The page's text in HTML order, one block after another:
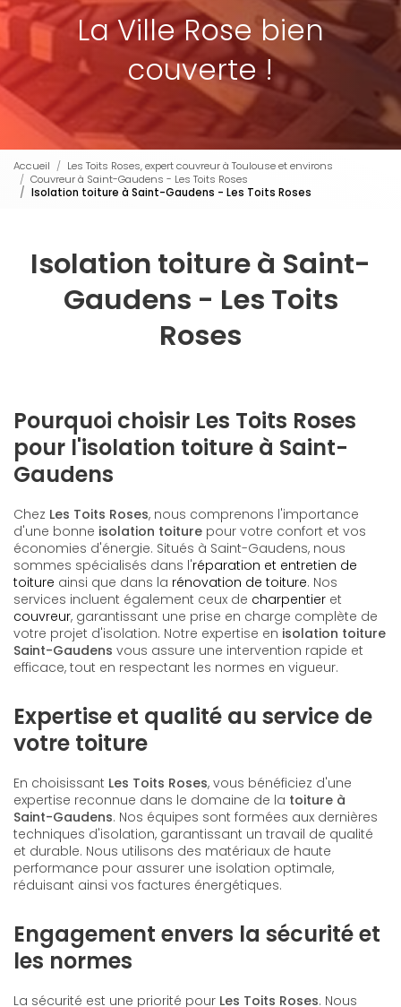
La Ville Rose bien
couverte !
Accueil
Les Toits Roses, expert couvreur à Toulouse et environs
Couvreur à Saint-Gaudens - Les Toits Roses
Isolation toiture à Saint-Gaudens - Les Toits Roses
Isolation toiture à Saint-
Gaudens - Les Toits
Roses
Pourquoi choisir Les Toits Roses
pour l'isolation toiture à Saint-
Gaudens
Chez Les Toits Roses, nous comprenons l'importance
d'une bonne isolation toiture pour votre confort et vos
économies d'énergie. Situés à Saint-Gaudens, nous
sommes spécialisés dans l'réparation et entretien de
toiture ainsi que dans la rénovation de toiture. Nos
services incluent également ceux de charpentier et
couvreur, garantissant une prise en charge complète de
votre projet d'isolation. Notre expertise en isolation toiture
Saint-Gaudens vous assure une intervention rapide et
efficace, tout en respectant les normes en vigueur.
Expertise et qualité au service de
votre toiture
En choisissant Les Toits Roses, vous bénéficiez d'une
expertise reconnue dans le domaine de la toiture à
Saint-Gaudens. Nos équipes sont formées aux dernières
techniques d'isolation, garantissant un travail de qualité
et durable. Nous utilisons des matériaux de haute
performance pour assurer une isolation optimale,
réduisant ainsi vos factures énergétiques.
Engagement envers la sécurité et
les normes
La sécurité est une priorité pour Les Toits Roses. Nous